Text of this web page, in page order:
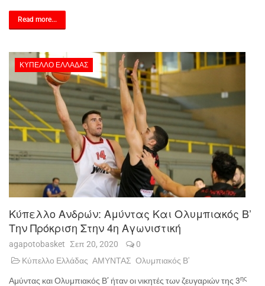
Read more...
ΚΎΠΕΛΛΟ ΕΛΛΆΔΑΣ
Κύπελλο Ανδρών: Αμύντας Και Ολυμπιακός Β’
Την Πρόκριση Στην 4η Αγωνιστική
agapotobasket Σεπ 20, 2020
0
Κύπελλο Ελλάδας ΑΜΥΝΤΑΣ Ολυμπιακός Β'
Αμύντας και Ολυμπιακός Β’ ήταν οι νικητές των ζευγαριών της 3ης